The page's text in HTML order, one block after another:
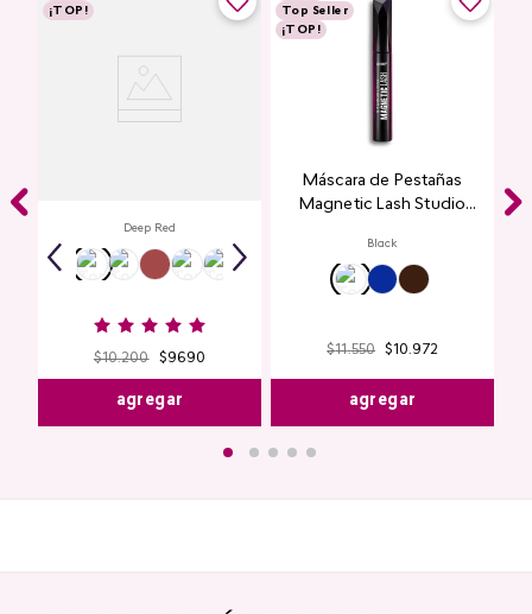
¡TOP!
Deep Red
$10.200 $9690
agregar
Top Seller
¡TOP!
Máscara de Pestañas
Magnetic Lash Studio
Black
$11.550 $ 10.972
agregar